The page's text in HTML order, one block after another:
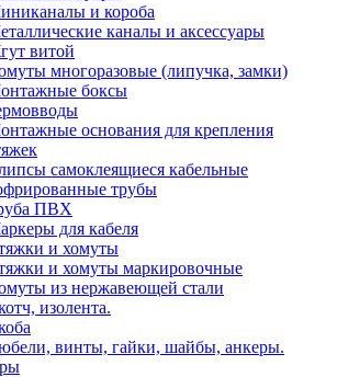
и короба
каналы и аксессуары
витой
многоразовые (липучка, замки)
боксы
основания для крепления
самоклеящиеся кабельные
трубы
ПВХ
для кабеля
и хомуты
и хомуты маркировочные
из нержавеющей стали
изолента.
винты, гайки, шайбы, анкеры.